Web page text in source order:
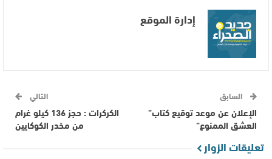
إدارة الموقع
السابق
الإعلان عن موعد توقيع كتاب”
العشق الممنوع”
التالي
الكركرات : حجز 136 كيلو غرام
من مخدر الكوكايين
تعليقات الزوار